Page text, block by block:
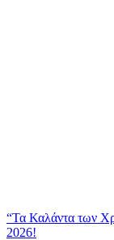
“Τα Καλάντα των
2026!